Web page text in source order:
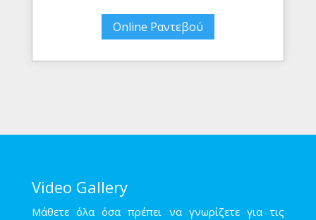
Online Ραντεβού
Video Gallery
Μάθετε όλα όσα πρέπει να γνωρίζετε για τις